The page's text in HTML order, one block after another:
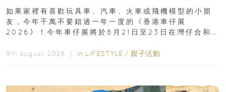
8月灣仔登場 車迷家庭必去！
如果家裡有喜歡玩具車、汽車、火車或飛機模型的小朋
友，今年千萬不要錯過一年一度的《香港車仔展
2026》！今年車仔展將於8月21日至23日在灣仔合和酒
9th August, 2026 ｜ In LIFESTYLE / 親子活動